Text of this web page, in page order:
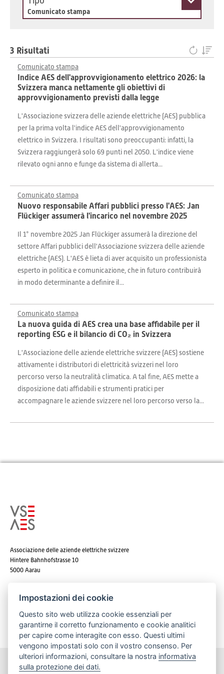
Comunicato stampa
3 Risultati
Comunicato stampa
Indice AES dell'approvvigionamento elettrico 2026: la
Svizzera manca nettamente gli obiettivi di
approvvigionamento previsti dalla legge
L'Associazione svizzera delle aziende elettriche (AES) pubblica
per la prima volta l'indice AES dell'approvvigionamento
elettrico in Svizzera. I risultati sono preoccupanti: infatti, la
Svizzera raggiungerà solo 69 punti nel 2050. L'indice viene
rilevato ogni anno e funge da sistema di allerta...
Comunicato stampa
Nuovo responsabile Affari pubblici presso l'AES: Jan
Flückiger assumerà l'incarico nel novembre 2025
Il 1° novembre 2025 Jan Flückiger assumerà la direzione del
settore Affari pubblici dell'Associazione svizzera delle aziende
elettriche (AES). L'AES è lieta di aver acquisito un professionista
esperto in politica e comunicazione, che in futuro contribuirà
in modo determinante a definire il...
Comunicato stampa
La nuova guida di AES crea una base affidabile per il
reporting ESG e il bilancio di CO₂ in Svizzera
L'Associazione delle aziende elettriche svizzere (AES) sostiene
attivamente i distributori di elettricità svizzeri nel loro
percorso verso la neutralità climatica. A tal fine, AES mette a
disposizione dati affidabili e strumenti pratici per
accompagnare le aziende svizzere nel loro percorso verso la...
Associazione delle aziende elettriche svizzere
Hintere Bahnhofstrasse 10
5000 Aarau
E-mail: info@strom.ch
Rimanere informato
Impostazioni dei cookie
Questo sito web utilizza cookie essenziali per
garantirne il corretto funzionamento e cookie analitici
per capire come interagite con esso. Questi ultimi
vengono impostati solo con il vostro consenso. Per
ulteriori informazioni, consultare la nostra informativa
sulla protezione dei dati.